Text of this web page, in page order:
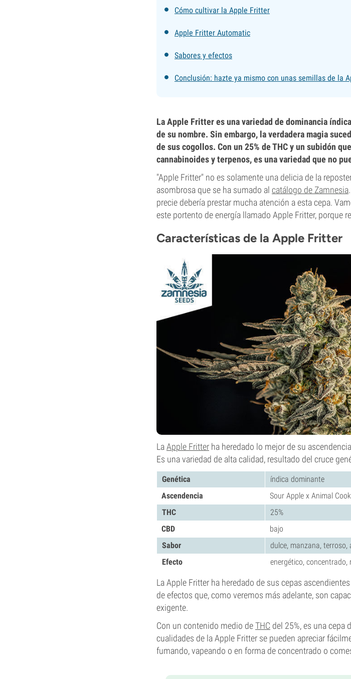
Cómo cultivar la Apple Fritter
Apple Fritter Automatic
Sabores y efectos
Conclusión: hazte ya mismo con unas semillas de la
La Apple Fritter es una variedad de dominancia
de su nombre. Sin embargo, la verdadera magia
de sus cogollos. Con un 25% de THC y un subidón
cannabinoides y terpenos, es una variedad que no
"Apple Fritter" no es solamente una delicia de la
asombrosa que se ha sumado al catálogo de Zamnesia
precie debería prestar mucha atención a esta cepa.
este portento de energía llamado Apple Fritter, porque
Características de la Apple Fritter
LaApple Fritter ha heredado lo mejor de su
Es una variedad de alta calidad, resultado del cruce
Genética
índica dominante
Ascendencia
Sour Apple x Animal
THC
25%
CBD
bajo
Sabor
dulce, manzana, terroso,
Efecto
energético, concentrado,
La Apple Fritter ha heredado de sus cepas
de efectos que, como veremos más adelante, son
exigente.
Con un contenido medio deTHC del 25%, es una cepa
cualidades de la Apple Fritter se pueden apreciar
fumando, vapeando o en forma de concentrado o